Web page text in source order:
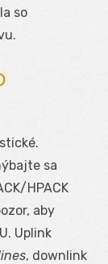
so
sa
HPACK
aby
Uplink
, downlink